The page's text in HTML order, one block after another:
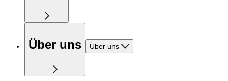
Über uns Über uns